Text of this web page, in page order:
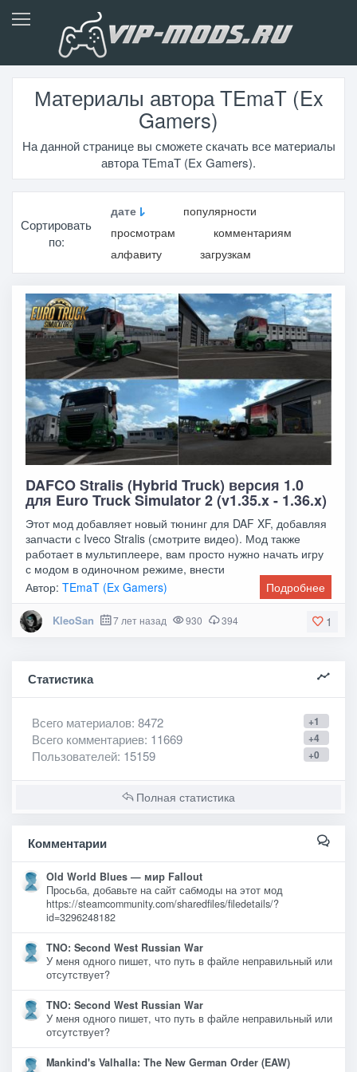
Материалы автора TEmaT (Ex
Gamers)
На данной странице вы сможете скачать все материалы
автора TEmaT (Ex Gamers).
Сортировать
по:
дате
популярности
просмотрам
комментариям
алфавиту
загрузкам
DAFCO Stralis (Hybrid Truck) версия 1.0
для Euro Truck Simulator 2 (v1.35.x - 1.36.x)
Этот мод добавляет новый тюнинг для DAF XF, добавляя
запчасти с Iveco Stralis (смотрите видео). Мод также
работает в мультиплеере, вам просто нужно начать игру
с модом в одиночном режиме, внести
Автор:TEmaT (Ex Gamers) Подробнее
1
KleoSan 7 лет назад 930 394
Статистика
+1
Всего материалов: 8472
+4
Всего комментариев: 11669
+0
Пользователей: 15159
Полная статистика
Комментарии
Old World Blues — мир Fallout
Просьба, добавьте на сайт сабмоды на этот мод
https://steamcommunity.com/sharedfiles/filedetails/?
id=3296248182
TNO: Second West Russian War
У меня одного пишет, что путь в файле неправильный или
отсутствует?
TNO: Second West Russian War
У меня одного пишет, что путь в файле неправильный или
отсутствует?
Mankind's Valhalla: The New German Order (EAW)